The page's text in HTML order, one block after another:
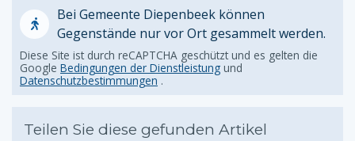
Bei Gemeente Diepenbeek können
Gegenstände nur vor Ort gesammelt werden.
Diese Site ist durch reCAPTCHA geschützt und es gelten die
Google Bedingungen der Dienstleistung und
Datenschutzbestimmungen .
Teilen Sie diese gefunden Artikel